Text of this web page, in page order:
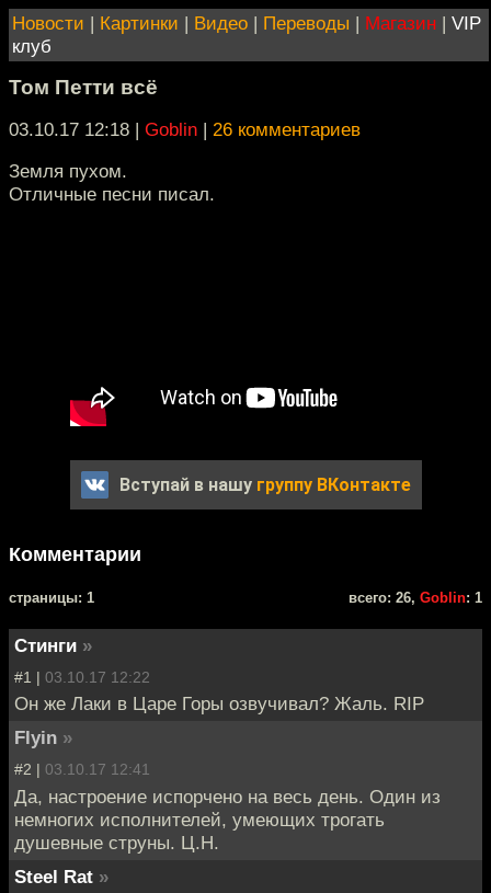
Новости | Картинки | Видео | Переводы | Магазин | VIP
клуб
Том Петти всё
03.10.17 12:18 | Goblin | 26 комментариев
Земля пухом.
Отличные песни писал.
Вступай в нашу группу ВКонтакте
Комментарии
cтраницы: 1 всего: 26, Goblin: 1
Стинги »
#1 | 03.10.17 12:22
Он же Лаки в Царе Горы озвучивал? Жаль. RIP
Flyin »
#2 | 03.10.17 12:41
Да, настроение испорчено на весь день. Один из
немногих исполнителей, умеющих трогать
душевные струны. Ц.Н.
Steel Rat »